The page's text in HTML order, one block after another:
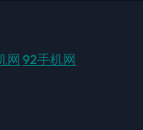
网92手机网